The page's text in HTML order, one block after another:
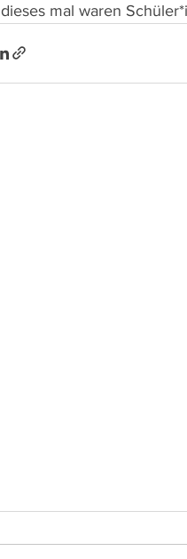
mal waren